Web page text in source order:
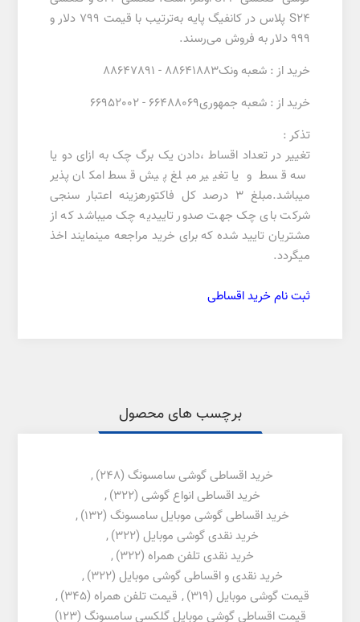
S24 پلاس در کانفیگ پایه به‌ترتیب با قیمت 799 دلار و
999 دلار به فروش می‌رسند.
خرید از : شعبه ونک88641883 - 88647891
خرید از : شعبه جمهوری66488069 - 66952002
تذکر :
تغییر در تعداد اقساط ،دادن یک برگ چک به ازای دو یا
سه قسط و یا تغییر مبلغ پیش قسط امکان پذیر
میباشد.مبلغ 3 درصد کل فاکتورهزینه اعتبار سنجی
شرکت بای چک جهت صدور تاییدیه چک میباشد که از
مشتریان تایید شده که برای خرید مراجعه مینمایند اخذ
میگردد.
ثبت نام خرید اقساطی
برچسب های محصول
خرید اقساطی گوشی سامسونگ (248)
,
خرید اقساطی انواع گوشی (322)
,
خرید اقساطی گوشی موبایل سامسونگ (132)
,
خرید نقدی گوشی موبایل (322)
,
خرید نقدی تلفن همراه (322)
,
خرید نقدی و اقساطی گوشی موبایل (322)
,
قیمت گوشی موبایل (319)
, قیمت تلفن همراه (345)
,
قیمت اقساطی گوشی موبایل گلکسی سامسونگ (123)